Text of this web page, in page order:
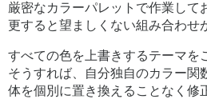
厳密なカラーパレットで作業して
更すると望ましくない組み合わせ
すべての色を上書きするテーマを
そうすれば、自分独自のカラー関
体を個別に置き換えることなく修